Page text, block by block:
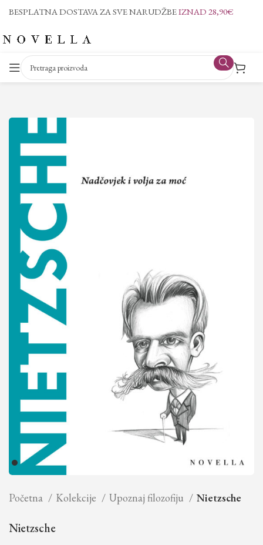
BESPLATNA DOSTAVA ZA SVE NARUDŽBEIZNAD 28,90€
Početna Kolekcije Upoznaj filozofiju Nietzsche
Nietzsche